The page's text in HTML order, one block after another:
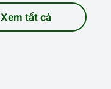
Xem tất cả